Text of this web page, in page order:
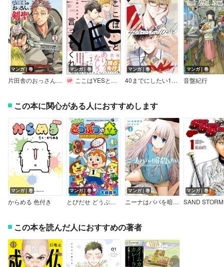
マンガ｜巻
片田舎のおっさん、剣聖になる～ただの田舎の剣術師範だったのに、大成した弟子たちが俺を放ってくれない件～
マンガ｜巻
ここはYESと言ってくれ【電子限定かきおろし漫画付】
マンガ｜巻
40までにしたい10のこと【電子特別版】
マンガ｜巻
音盤紀行
この本に関心がある人におすすめします
マンガ｜巻
からめる 色付き
マンガ｜巻
とびだせ どうぶつの森 はりきり村長イッペー！
マンガ｜巻
ニーナはパパを暗殺したい【デジタル版限定特典付き】
マンガ｜巻
この本を読んだ人におすすめの著者